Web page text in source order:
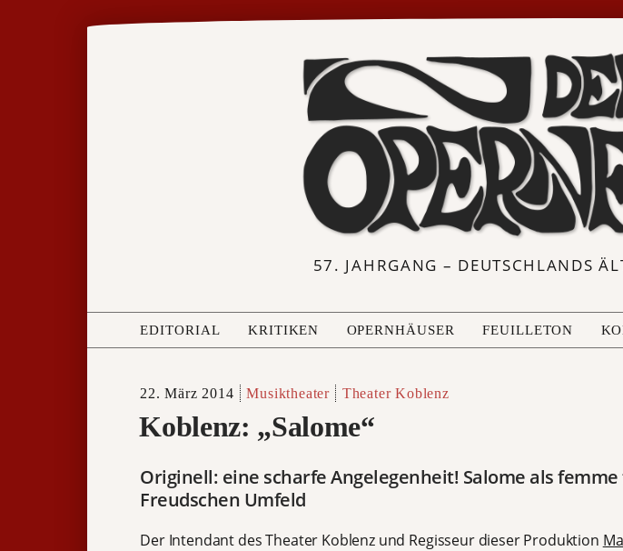
57. JAHRGANG – DEUTSCHLANDS
EDITORIAL KRITIKEN OPERNHÄUSER FEUILLETON
22. März 2014 Musiktheater Theater Koblenz
Koblenz: „Salome“
Originell: eine scharfe Angelegenheit! Salome als
Freudschen Umfeld
Der Intendant des Theater Koblenz und Regisseur dieser Produktion